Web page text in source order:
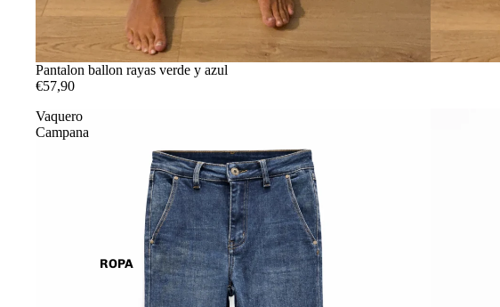
ROPA
Pantalon ballon rayas verde y azul
€57,90
Vaquero
Campana